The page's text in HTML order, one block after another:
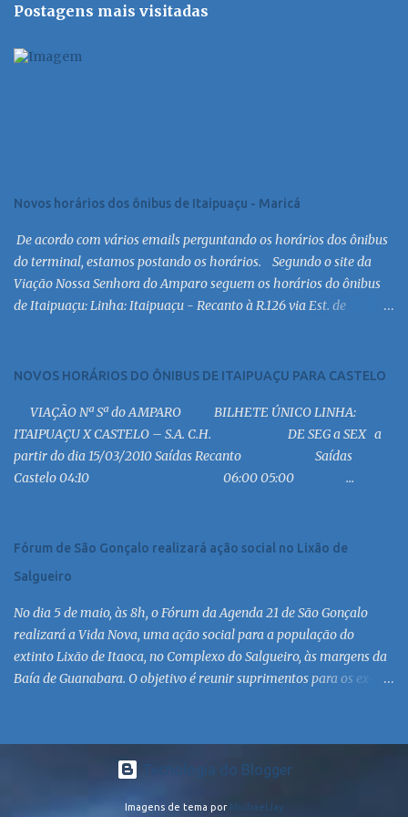
Postagens mais visitadas
Novos horários dos ônibus de Itaipuaçu - Maricá
De acordo com vários emails perguntando os horários dos ônibus
do terminal, estamos postando os horários. Segundo o site da
Viação Nossa Senhora do Amparo seguem os horários do ônibus
de Itaipuaçu: Linha: Itaipuaçu - Recanto à R.126 via Est. de
13:30 MC 14:30 MC 15:30 MC 16:30 MC 17:00 MC 17:30 MC 18:30 MC
MC 8:30 MC 10:30 MC 12:30 MC 14:30 MC 15:30 MC 16:30 MC 17:30
MC 18:30 MC 19:30 MC 20:30 MC 21:30 MC 6:30 MC 7:30 MC 8:30
MC 9:30 MC 10:30 MC 11:30 MC 12:30 MC 13:30 MC 14:30 MC 15:30
MC 16:30 MC 17:30 MC 18:30 MC 19:30 MC 20:30 MC 21:30 MC
NOVOS HORÁRIOS DO ÔNIBUS DE ITAIPUAÇU PARA CASTELO
VIAÇÃO Nª Sª do AMPARO BILHETE ÚNICO LINHA:
ITAIPUAÇU X CASTELO – S.A. C.H. DE SEG a SEX a
partir do dia 15/03/2010 Saídas Recanto Saídas
Castelo 04:10 06:00 05:00 ...
Fórum de São Gonçalo realizará ação social no Lixão de
Salgueiro
No dia 5 de maio, às 8h, o Fórum da Agenda 21 de São Gonçalo
realizará a Vida Nova, uma ação social para a população do
extinto Lixão de Itaoca, no Complexo do Salgueiro, às margens da
Baía de Guanabara. O objetivo é reunir suprimentos para os ex-
participação de ONGs locais e da população do município. Aos
interessados em participar, basta se dirigir à Rua Dr. Feliciano
sexta. Mais informações também podem ser obtidas pelo telefone
Tecnologia do Blogger
Imagens de tema por MichaelJay